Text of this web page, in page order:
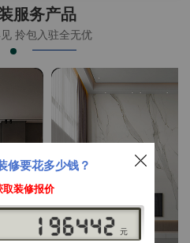
服务产品
拎包入驻全无优